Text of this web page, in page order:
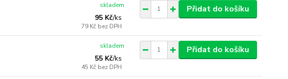
95 Kč/ks
79 Kč bez DPH
skladem Přidat do košíku
55 Kč/ks
45 Kč bez DPH
skladem Přidat do košíku